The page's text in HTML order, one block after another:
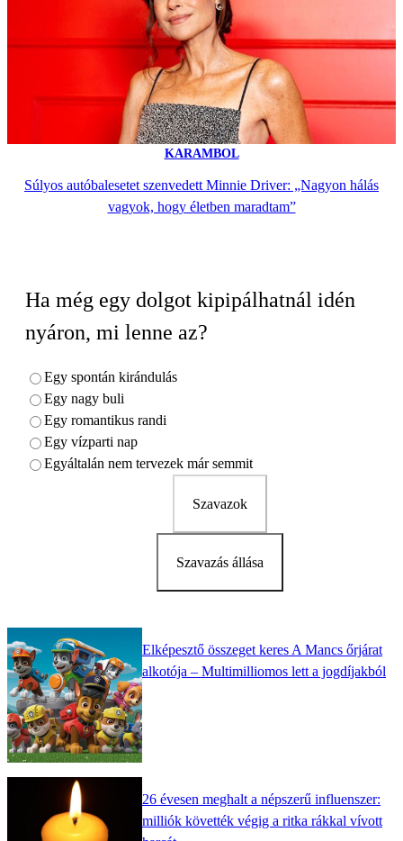
KARAMBOL
Súlyos autóbalesetet szenvedett Minnie Driver: „Nagyon hálás
vagyok, hogy életben maradtam”
Ha még egy dolgot kipipálhatnál idén
nyáron, mi lenne az?
Egy spontán kirándulás
Egy nagy buli
Egy romantikus randi
Egy vízparti nap
Egyáltalán nem tervezek már semmit
Szavazok
Szavazás állása
Elképesztő összeget keres A Mancs őrjárat
alkotója – Multimilliomos lett a jogdíjakból
26 évesen meghalt a népszerű influenszer:
milliók követték végig a ritka rákkal vívott